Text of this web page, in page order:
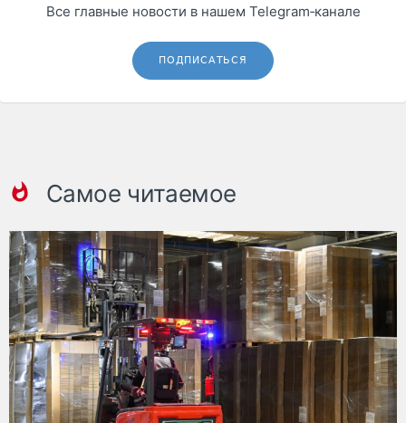
Все главные новости в нашем Telegram‑канале
ПОДПИСАТЬСЯ
Самое читаемое